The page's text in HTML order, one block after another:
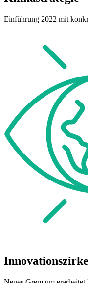
Einführung 2022 mit